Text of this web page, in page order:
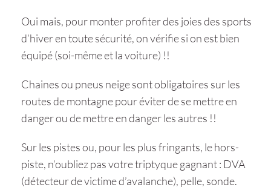
Oui mais, pour monter profiter des joies des sports
d’hiver en toute sécurité, on vérifie si on est bien
équipé (soi-même et la voiture) !!
Chaines ou pneus neige sont obligatoires sur les
routes de montagne pour éviter de se mettre en
danger ou de mettre en danger les autres !!
Sur les pistes ou, pour les plus fringants, le hors-
piste, n’oubliez pas votre triptyque gagnant : DVA
(détecteur de victime d’avalanche), pelle, sonde.